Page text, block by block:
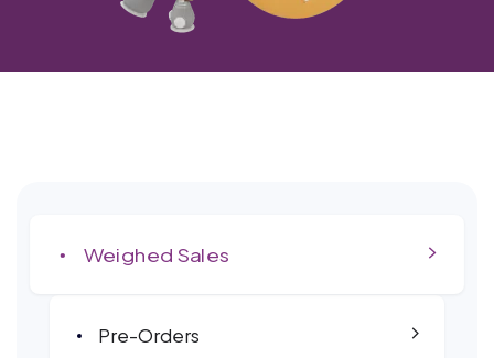
Weighed Sales
Pre-Orders